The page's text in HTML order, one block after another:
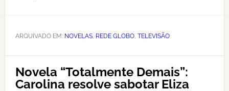
ARQUIVADO EM: NOVELAS, REDE GLOBO, TELEVISÃO
Novela “Totalmente Demais”:
Carolina resolve sabotar Eliza